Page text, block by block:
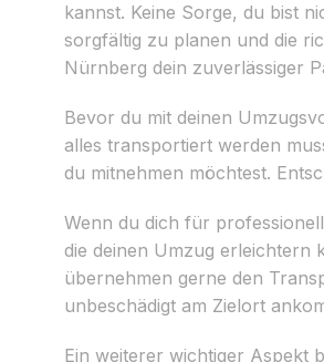
kannst. Keine Sorge, du bist
sorgfältig zu planen und die
Nürnberg dein zuverlässiger
Bevor du mit deinen
alles transportiert werden
du mitnehmen möchtest.
Wenn du dich für
die deinen Umzug erleichtern
übernehmen gerne den
unbeschädigt am Zielort
Ein weiterer wichtiger Aspekt